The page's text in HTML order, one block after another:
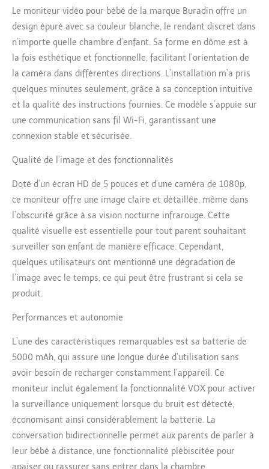
vraies couleurs vives, ne
manquez jamais de
signaux subtils et restez
Veilleuse, berceuses et
surveillance de la
température : cet
appareil est livré avec
offrant sept couleurs
sélectionnables pour
pendant la nuit. Avec
préinstallées et niveaux
de volume réglables, il
crée l'environnement de
sommeil parfait pour
votre enfant. Contrôlez
facilement la veilleuse
directement depuis la
caméra, assurant un
reste à une température
confortable. Autonomie
prolongée de la batterie
et connectivité longue
portée : profitez de
sessions de surveillance
prolongées avec la
robuste de 5000 mAh,
qui dure plus de 13
Le moniteur vidéo pour bébé de la marque Buradin offre un
design épuré avec sa couleur blanche, le rendant discret dans
n’importe quelle chambre d’enfant. Sa forme en dôme est à
la fois esthétique et fonctionnelle, facilitant l’orientation de
la caméra dans différentes directions. L’installation m’a pris
quelques minutes seulement, grâce à sa conception intuitive
et la qualité des instructions fournies. Ce modèle s’appuie sur
une communication sans fil Wi-Fi, garantissant une
connexion stable et sécurisée.
Qualité de l’image et des fonctionnalités
Doté d’un écran HD de 5 pouces et d’une caméra de 1080p,
ce moniteur offre une image claire et détaillée, même dans
l’obscurité grâce à sa vision nocturne infrarouge. Cette
qualité visuelle est essentielle pour tout parent souhaitant
surveiller son enfant de manière efficace. Cependant,
quelques utilisateurs ont mentionné une dégradation de
l’image avec le temps, ce qui peut être frustrant si cela se
produit.
Performances et autonomie
L’une des caractéristiques remarquables est sa batterie de
5000 mAh, qui assure une longue durée d’utilisation sans
avoir besoin de recharger constamment l’appareil. Ce
moniteur inclut également la fonctionnalité VOX pour activer
la surveillance uniquement lorsque du bruit est détecté,
économisant ainsi considérablement la batterie. La
conversation bidirectionnelle permet aux parents de parler à
leur bébé à distance, une fonctionnalité plébiscitée pour